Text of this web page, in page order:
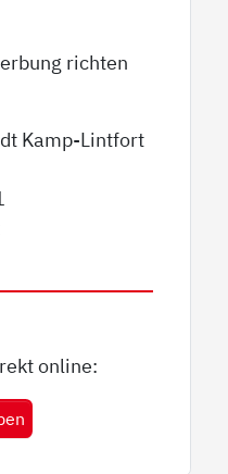
richten
Kamp-Lintfort
online: